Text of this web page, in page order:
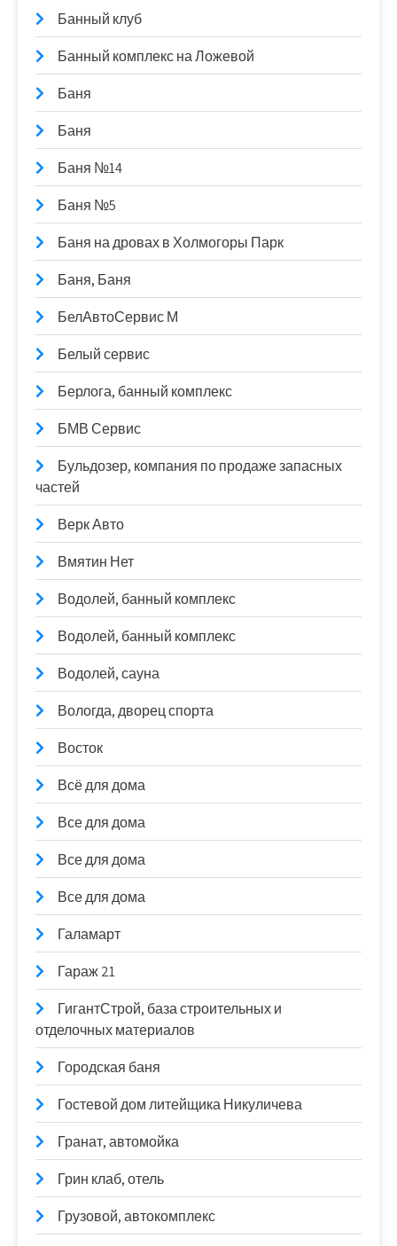
Банный клуб
Банный комплекс на Ложевой
Баня
Баня
Баня №14
Баня №5
Баня на дровах в Холмогоры Парк
Баня, Баня
БелАвтоСервис М
Белый сервис
Берлога, банный комплекс
БМВ Сервис
Бульдозер, компания по продаже запасных
частей
Верк Авто
Вмятин Нет
Водолей, банный комплекс
Водолей, банный комплекс
Водолей, сауна
Вологда, дворец спорта
Восток
Всё для дома
Все для дома
Все для дома
Все для дома
Галамарт
Гараж 21
ГигантСтрой, база строительных и
отделочных материалов
Городская баня
Гостевой дом литейщика Никуличева
Гранат, автомойка
Грин клаб, отель
Грузовой, автокомплекс